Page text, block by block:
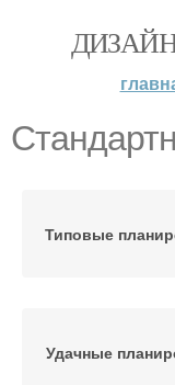
ДИЗАЙН
Типовые
Удачные